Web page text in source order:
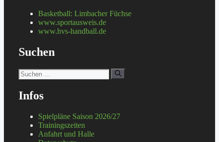
Basketball: Limbacher Füchse
www.sportausweis.de
www.hvs-handball.de
Suchen
Suchen
nach:
Infos
Spielpläne Saison 2026/27
Trainingszeiten
Anfahrt und Halle